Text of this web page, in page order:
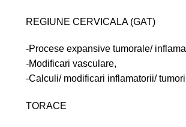
REGIUNE CERVICALA (GAT)
-Procese expansive tumorale/
-Modificari vasculare,
-Calculi/ modificari inflamatorii/
TORACE